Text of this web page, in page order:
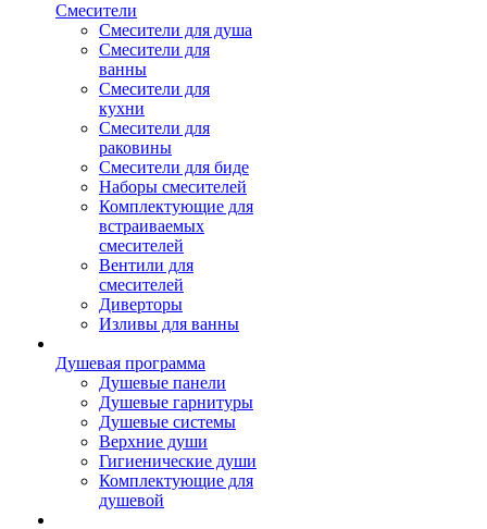
Смесители
Смесители для душа
Смесители для
ванны
Смесители для
кухни
Смесители для
раковины
Смесители для биде
Наборы смесителей
Комплектующие для
встраиваемых
смесителей
Вентили для
смесителей
Диверторы
Изливы для ванны
Душевая программа
Душевые панели
Душевые гарнитуры
Душевые системы
Верхние души
Гигиенические души
Комплектующие для
душевой